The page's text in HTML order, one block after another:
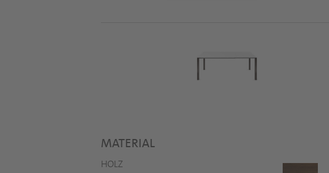
MATERIAL
HOLZ